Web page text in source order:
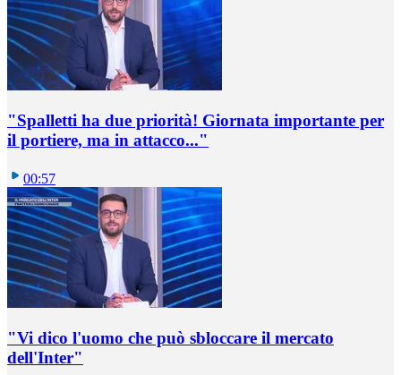
"Spalletti ha due priorità! Giornata importante per
il portiere, ma in attacco..."
00:57
"Vi dico l'uomo che può sbloccare il mercato
dell'Inter"